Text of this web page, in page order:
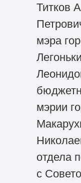
Титков
мэра
мэрии
отдела
с